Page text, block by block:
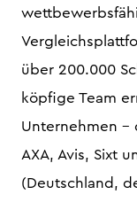
über 200.000
köpfige Team
Unternehmen -
AXA, Avis, Sixt
(Deutschland,